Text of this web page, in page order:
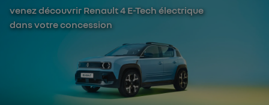
venez découvrir Renault 4 E-Tech électrique
dans votre concession